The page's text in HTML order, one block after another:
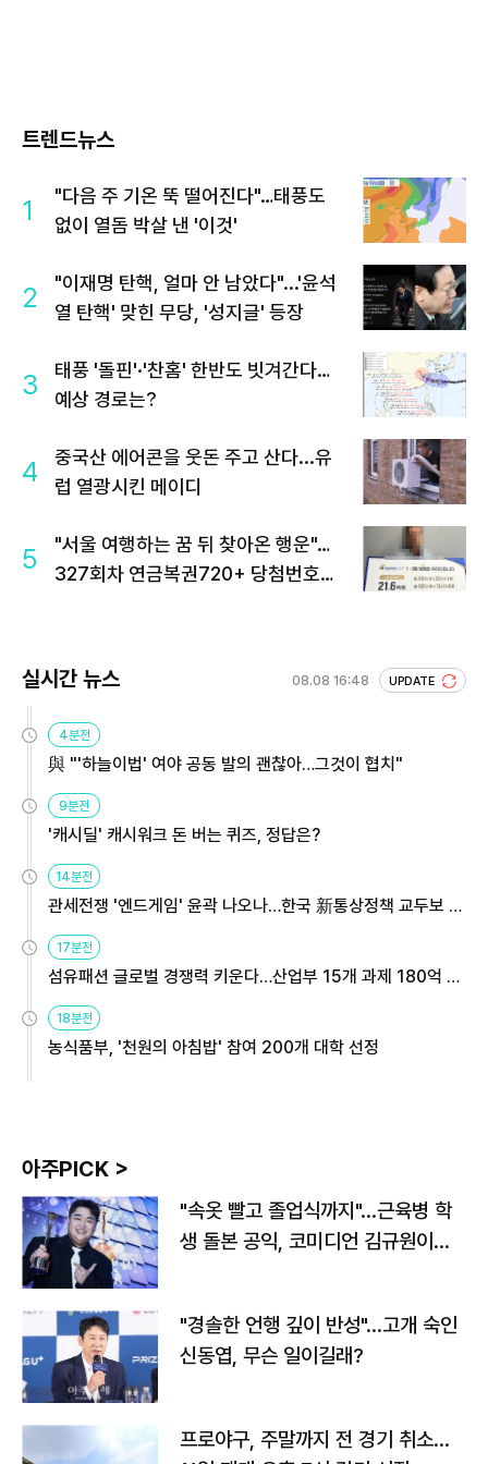
트렌드뉴스
1
"다음 주 기온 뚝 떨어진다"…태풍도
없이 열돔 박살 낸 '이것'
2
"이재명 탄핵, 얼마 안 남았다"...'윤석
열 탄핵' 맞힌 무당, '성지글' 등장
3
태풍 '돌핀'·'찬홈' 한반도 빗겨간다…
예상 경로는?
4
중국산 에어콘을 웃돈 주고 산다...유
럽 열광시킨 메이디
5
"서울 여행하는 꿈 뒤 찾아온 행운"…
327회차 연금복권720+ 당첨번호조
실시간 뉴스 08.08 16:48 UPDATE
4분전
與 "'하늘이법' 여야 공동 발의 괜찮아…그것이 협치"
9분전
'캐시딜' 캐시워크 돈 버는 퀴즈, 정답은?
14분전
관세전쟁 '엔드게임' 윤곽 나오나…한국 新통상정책 교두보 활
용해야
17분전
섬유패션 글로벌 경쟁력 키운다…산업부 15개 과제 180억 지
원
18분전
농식품부, '천원의 아침밥' 참여 200개 대학 선정
아주PICK >
"속옷 빨고 졸업식까지"…근육병 학
생 돌본 공익, 코미디언 김규원이었
"경솔한 언행 깊이 반성"…고개 숙인
신동엽, 무슨 일이길래?
프로야구, 주말까지 전 경기 취소…